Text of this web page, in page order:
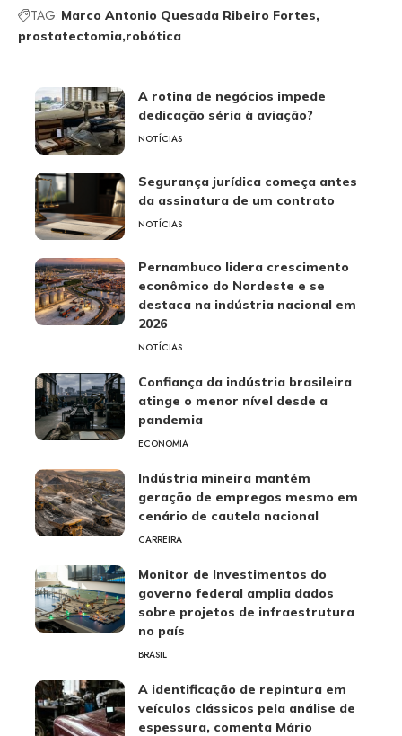
TAG: Marco Antonio Quesada Ribeiro Fortes
prostatectomia robótica
A rotina de negócios impede
dedicação séria à aviação?
NOTÍCIAS
Segurança jurídica começa antes
da assinatura de um contrato
NOTÍCIAS
Pernambuco lidera crescimento
econômico do Nordeste e se
destaca na indústria nacional em
2026
NOTÍCIAS
Confiança da indústria brasileira
atinge o menor nível desde a
pandemia
ECONOMIA
Indústria mineira mantém
geração de empregos mesmo em
cenário de cautela nacional
CARREIRA
Monitor de Investimentos do
governo federal amplia dados
sobre projetos de infraestrutura
no país
BRASIL
A identificação de repintura em
veículos clássicos pela análise de
espessura, comenta Mário